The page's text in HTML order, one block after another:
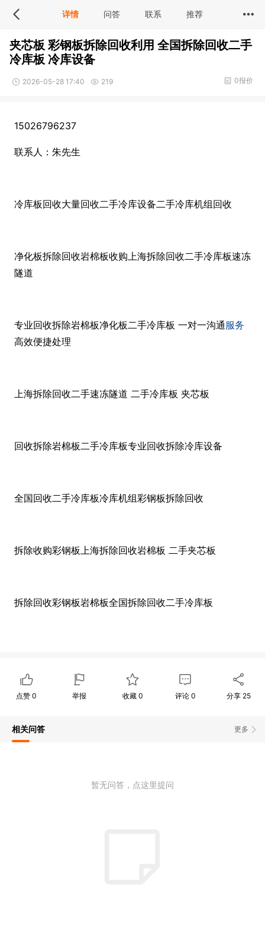
详情 问答 联系 推荐
夹芯板 彩钢板拆除回收利用 全国拆除回收二手
冷库板 冷库设备
2026-05-28 17:40 219 0报价
15026796237
联系人：朱先生
冷库板回收大量回收二手冷库设备二手冷库机组回收
净化板拆除回收岩棉板收购上海拆除回收二手冷库板速冻
隧道
专业回收拆除岩棉板净化板二手冷库板 一对一沟通服务
高效便捷处理
上海拆除回收二手速冻隧道 二手冷库板 夹芯板
回收拆除岩棉板二手冷库板专业回收拆除冷库设备
全国回收二手冷库板冷库机组彩钢板拆除回收
拆除收购彩钢板上海拆除回收岩棉板 二手夹芯板
拆除回收彩钢板岩棉板全国拆除回收二手冷库板
点赞0 举报 收藏 0 评论0 分享 25
更多
相关问答
暂无问答，点这里提问